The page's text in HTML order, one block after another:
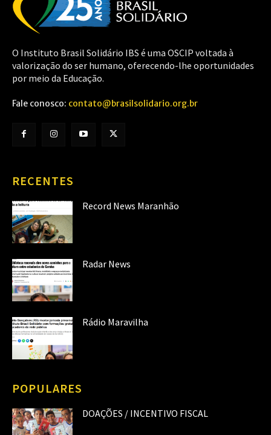
O Instituto Brasil Solidário IBS é uma OSCIP voltada à
valorização do ser humano, oferecendo-lhe oportunidades
por meio da Educação.
Fale conosco: contato@brasilsolidario.org.br
RECENTES
Record News Maranhão
Radar News
Rádio Maravilha
POPULARES
DOAÇÕES / INCENTIVO FISCAL